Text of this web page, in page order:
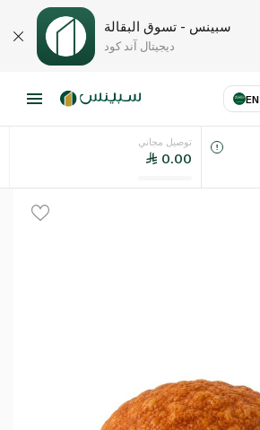
سبينس - تسوق البقالة
ديجيتال آند كود
EN
اللغةتوصيل مجاني
0.00